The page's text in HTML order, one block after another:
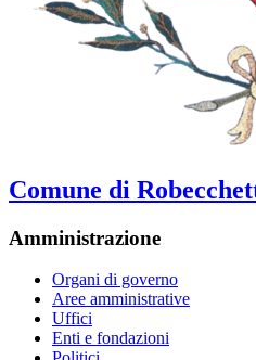
Comune di
Amministrazione
Organi di governo
Aree amministrative
Uffici
Enti e fondazioni